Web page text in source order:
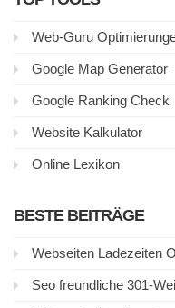
Web-Guru
Google Map Generator
Google Ranking Check
Website Kalkulator
Online Lexikon
BESTE BEITRÄGE
Webseiten Ladezeiten
Seo freundliche 301-